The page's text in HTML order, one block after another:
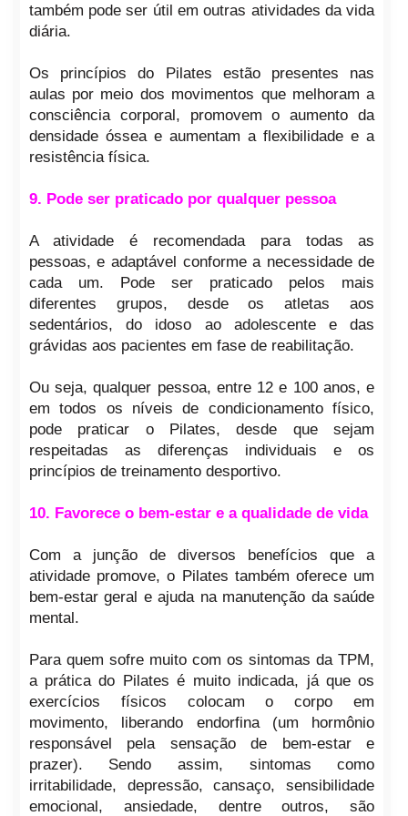
também pode ser útil em outras atividades da vida
diária.
Os princípios do Pilates estão presentes nas
aulas por meio dos movimentos que melhoram a
consciência corporal, promovem o aumento da
densidade óssea e aumentam a flexibilidade e a
resistência física.
9. Pode ser praticado por qualquer pessoa
A atividade é recomendada para todas as
pessoas, e adaptável conforme a necessidade de
cada um. Pode ser praticado pelos mais
diferentes grupos, desde os atletas aos
sedentários, do idoso ao adolescente e das
grávidas aos pacientes em fase de reabilitação.
Ou seja, qualquer pessoa, entre 12 e 100 anos, e
em todos os níveis de condicionamento físico,
pode praticar o Pilates, desde que sejam
respeitadas as diferenças individuais e os
princípios de treinamento desportivo.
10. Favorece o bem-estar e a qualidade de vida
Com a junção de diversos benefícios que a
atividade promove, o Pilates também oferece um
bem-estar geral e ajuda na manutenção da saúde
mental.
Para quem sofre muito com os sintomas da TPM,
a prática do Pilates é muito indicada, já que os
exercícios físicos colocam o corpo em
movimento, liberando endorfina (um hormônio
responsável pela sensação de bem-estar e
prazer). Sendo assim, sintomas como
irritabilidade, depressão, cansaço, sensibilidade
emocional, ansiedade, dentre outros, são